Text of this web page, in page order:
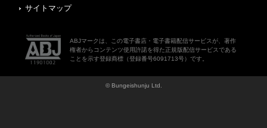
サイトマップ
ABJマークは、この電子書店・電子書籍配信サービスが、著作
権者からコンテンツ使用許諾を得た正規版配信サービスである
ことを示す登録商標（登録番号6091713号）です。
© Bungeishunju Ltd.